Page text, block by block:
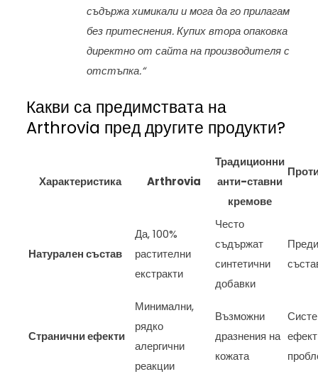
съдържа химикали и мога да го прилагам
без притеснения. Купих втора опаковка
директно от сайта на производителя с
отстъпка.“
Какви са предимствата на
Arthrovia пред другите продукти?
Характеристика Arthrovia
Традиционни
анти-ставни
кремове
Натурален състав
Да, 100%
растителни
екстракти
Често
съдържат
синтетични
добавки
Странични ефекти
Минимални,
рядко
алергични
реакции
Възможни
дразнения на
кожата